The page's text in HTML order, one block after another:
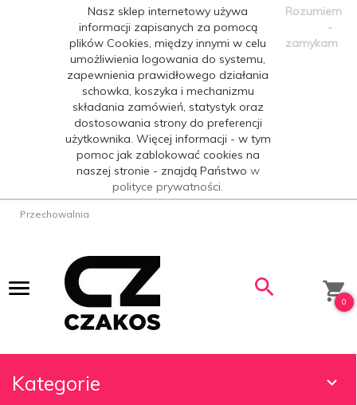
Nasz sklep internetowy używa
informacji zapisanych za pomocą
plików Cookies, między innymi w celu
umożliwienia logowania do systemu,
zapewnienia prawidłowego działania
schowka, koszyka i mechanizmu
składania zamówień, statystyk oraz
dostosowania strony do preferencji
użytkownika. Więcej informacji - w tym
pomoc jak zablokować cookies na
naszej stronie - znajdą Państwo w
polityce prywatności.
Rozumiem
-
zamykam
Przechowalnia
0
Kategorie